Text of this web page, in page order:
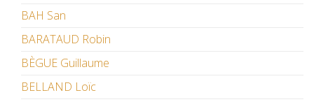
BAH San
BARATAUD Robin
BÈGUE Guillaume
BELLAND Loïc